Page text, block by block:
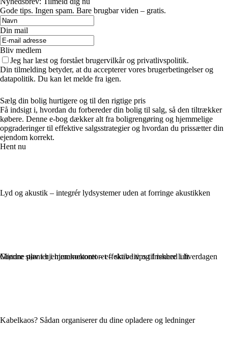
Gode tips. Ingen spam. Bare brugbar viden – gratis.
Din mail
Bliv medlem
Jeg har læst og forstået brugervilkår og privatlivspolitik.
Din tilmelding betyder, at du accepterer vores brugerbetingelser og
datapolitik. Du kan let melde fra igen.
Sælg din bolig hurtigere og til den rigtige pris
Få indsigt i, hvordan du forbereder din bolig til salg, så den tiltrækker
købere. Denne e-bog dækker alt fra boligrengøring og hjemmelige
opgraderinger til effektive salgsstrategier og hvordan du prissætter din
ejendom korrekt.
Hent nu
Lyd og akustik – integrér lydsystemer uden at forringe akustikken
Mindre støv i hjemmekontoret – effektive tips til renere luft
Kabelkaos? Sådan organiserer du dine opladere og ledninger
Grønne planter i hjemmekontoret – skab liv og friskhed i hverdagen